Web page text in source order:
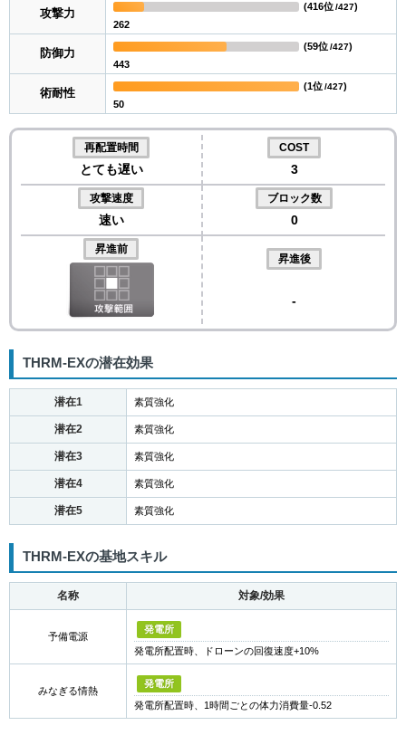
攻撃力
262
(416位/427)
防御力
443
(59位/427)
術耐性
50
(1位/427)
再配置時間
とても遅い
COST
3
攻撃速度
速い
ブロック数
0
昇進前
昇進後
-
THRM-EXの潜在効果
潜在1 素質強化
潜在2 素質強化
潜在3 素質強化
潜在4 素質強化
潜在5 素質強化
THRM-EXの基地スキル
名称 対象/効果
予備電源
発電所
発電所配置時、ドローンの回復速度+10%
みなぎる情熱
発電所
発電所配置時、1時間ごとの体力消費量-0.52